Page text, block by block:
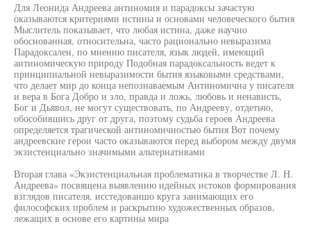
Для Леонида Андреева антиномия и парадоксы зачастую
оказываются критериями истины и основами человеческого бытия
Мыслитель показывает, что любая истина, даже научно
обоснованная, относительна, часто рационально невыразима
Парадоксален, по мнению писателя, язык людей, имеющий
антиномическую природу Подобная парадоксальность ведет к
принципиальной невыразимости бытия языковыми средствами,
что делает мир до конца непознаваемым Антиномична у писателя
и вера в Бога Добро и зло, правда и ложь, любовь и ненависть,
Бог и Дьявол, не могут существовать, по Андрееву, отдетьчо,
обособившись друг от друга, поэтому судьба героев Андреева
определяется трагической антиномичностью бытия Вот почему
андреевские герои часто оказываются перед выбором между двумя
экзистенциально значимыми альтернативами
Вторая глава «Экзистенциальная проблематика в творчестве Л. Н.
Андреева» посвящена выявлению идейных истоков формирования
взглядов писателя, исстедованшо круга занимающих его
философских проблем и раскрытию художественных образов,
лежащих в основе его картины мира